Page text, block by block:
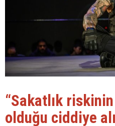
“Sakatlık
olduğu ciddiye